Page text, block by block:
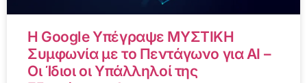
Η Google Υπέγραψε ΜΥΣΤΙΚΗ
Συμφωνία με το Πεντάγωνο για AI –
Οι Ίδιοι οι Υπάλληλοί της